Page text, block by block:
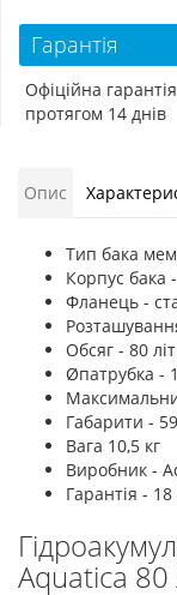
Гарантія
Офіційна
протягом 14 днів
Опис
Тип бака
Корпус бака
Фланець -
Обсяг - 80
Øпатрубка -
Габарити -
Вага 10,5 кг
Виробник -
Гарантія - 18
Aquatica